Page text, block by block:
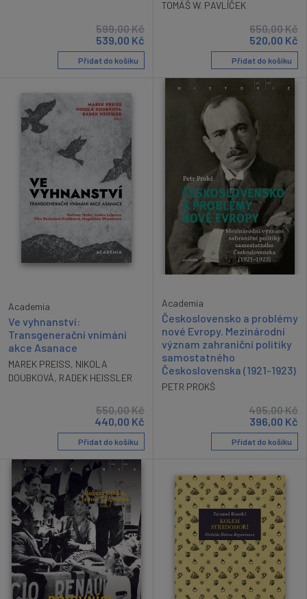
599,00Kč
539,00 Kč
Přidat do košíku
TOMÁŠ W. PAVLÍČEK
650,00Kč
520,00 Kč
Přidat do košíku
Academia
Ve vyhnanství:
Transgenerační vnímání
akce Asanace
MAREK PREISS, NIKOLA
DOUBKOVÁ, RADEK HEISSLER
550,00Kč
440,00 Kč
Přidat do košíku
Academia
Československo a problémy
nové Evropy. Mezinárodní
význam zahraniční politiky
samostatného
Československa (1921-1923)
PETR PROKŠ
495,00Kč
396,00 Kč
Přidat do košíku